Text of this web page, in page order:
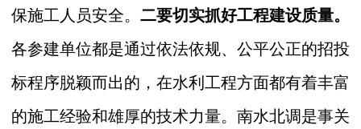
保施工人员安全。 二要切实抓好工程建设质量。
各参建单位都是通过依法依规、公平公正的招投
标程序脱颖而出的，在水利工程方面都有着丰富
的施工经验和雄厚的技术力量。南水北调是事关